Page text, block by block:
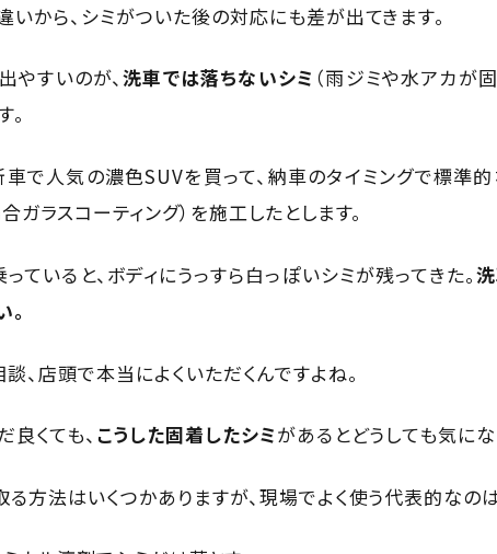
いから、シミがついた後の対応にも差が出てきます。
やすいのが、洗車では落ちないシミ （雨ジミや水アカが
車で人気の濃色SUVを買って、納車のタイミングで標準
ガラスコーティング）を施工したとします。
ていると、ボディにうっすら白っぽいシミが残ってきた。
。
談、店頭で本当によくいただくんですよね。
くても、こうした固着したシミがあるとどうしても気にな
る方法はいくつかありますが、現場でよく使う代表的なの